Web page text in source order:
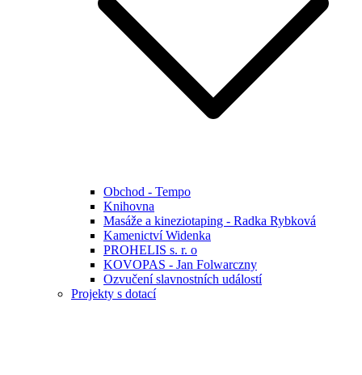
Obchod - Tempo
Knihovna
Masáže a kineziotaping - Radka Rybková
Kamenictví Widenka
PROHELIS s. r. o
KOVOPAS - Jan Folwarczny
Ozvučení slavnostních událostí
Projekty s dotací